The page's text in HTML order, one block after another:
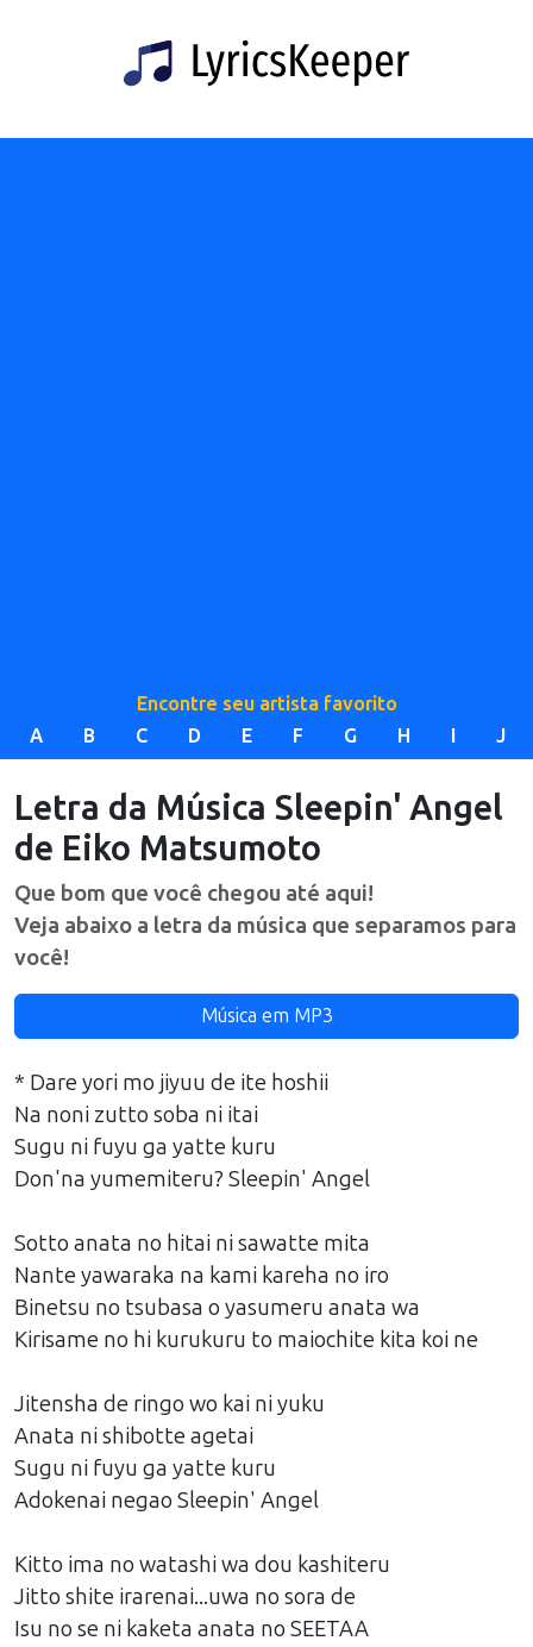
Encontre seu artista favorito
A
B C D E F G H I J
Letra da Música Sleepin' Angel
de Eiko Matsumoto
Que bom que você chegou até aqui!
Veja abaixo a letra da música que separamos para
você!
Música em MP3
* Dare yori mo jiyuu de ite hoshii
Na noni zutto soba ni itai
Sugu ni fuyu ga yatte kuru
Don'na yumemiteru? Sleepin' Angel
Sotto anata no hitai ni sawatte mita
Nante yawaraka na kami kareha no iro
Binetsu no tsubasa o yasumeru anata wa
Kirisame no hi kurukuru to maiochite kita koi ne
Jitensha de ringo wo kai ni yuku
Anata ni shibotte agetai
Sugu ni fuyu ga yatte kuru
Adokenai negao Sleepin' Angel
Kitto ima no watashi wa dou kashiteru
Jitto shite irarenai...uwa no sora de
Isu no se ni kaketa anata no SEETAA